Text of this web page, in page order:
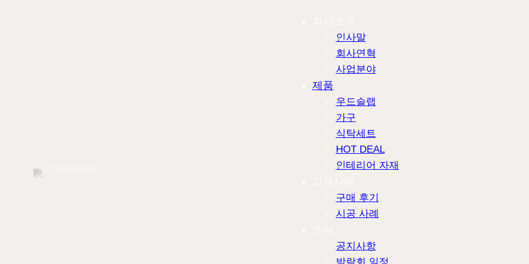
인사말
회사연혁
사업분야
제품
우드슬랩
가구
식탁세트
HOT DEAL
인테리어 자재
구매 후기
시공 사례
공지사항
박람회 일정